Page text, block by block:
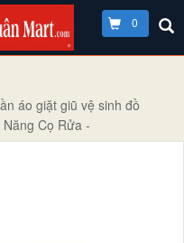
0
áo giặt giũ vệ sinh đồ
Cọ Rửa -